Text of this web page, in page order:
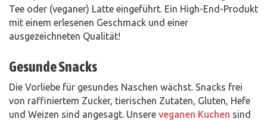
Tee oder (veganer) Latte eingeführt. Ein High-End-Produkt
mit einem erlesenen Geschmack und einer
ausgezeichneten Qualität!
Gesunde Snacks
Die Vorliebe für gesundes Naschen wächst. Snacks frei
von raffiniertem Zucker, tierischen Zutaten, Gluten, Hefe
und Weizen sind angesagt. Unsere veganen Kuchen sind